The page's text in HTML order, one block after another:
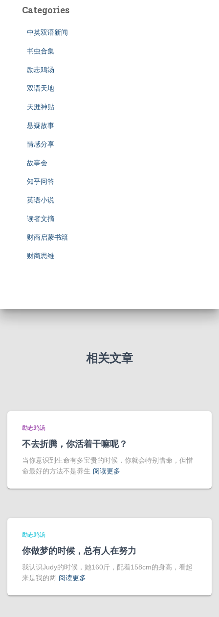
Categories
中英双语新闻
书虫合集
励志鸡汤
双语天地
天涯神贴
悬疑故事
情感分享
故事会
知乎问答
英语小说
读者文摘
财商启蒙书籍
财商思维
相关文章
励志鸡汤
不去折腾，你活着干嘛呢？
当你意识到生命有多宝贵的时候，你就会特别惜命，但惜
命最好的方法不是养生 阅读更多
励志鸡汤
你做梦的时候，总有人在努力
我认识Judy的时候，她160斤，配着158cm的身高，看起
来是我的两 阅读更多